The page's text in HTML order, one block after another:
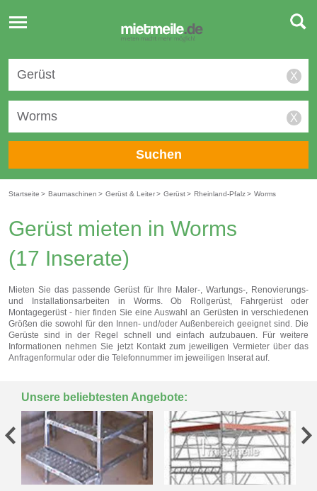
Toggle
navigation
X
X
Suchen
Startseite > Baumaschinen > Gerüst & Leiter> Gerüst> Rheinland-Pfalz> Worms
Gerüst mieten in Worms
(17 Inserate)
Mieten Sie das passende Gerüst für Ihre Maler-, Wartungs-, Renovierungs-
und Installationsarbeiten in Worms. Ob Rollgerüst, Fahrgerüst oder
Montagegerüst - hier finden Sie eine Auswahl an Gerüsten in verschiedenen
Größen die sowohl für den Innen- und/oder Außenbereich geeignet sind. Die
Gerüste sind in der Regel schnell und einfach aufzubauen. Für weitere
Informationen nehmen Sie jetzt Kontakt zum jeweiligen Vermieter über das
Anfragenformular oder die Telefonnummer im jeweiligen Inserat auf.
Unsere beliebtesten Angebote: